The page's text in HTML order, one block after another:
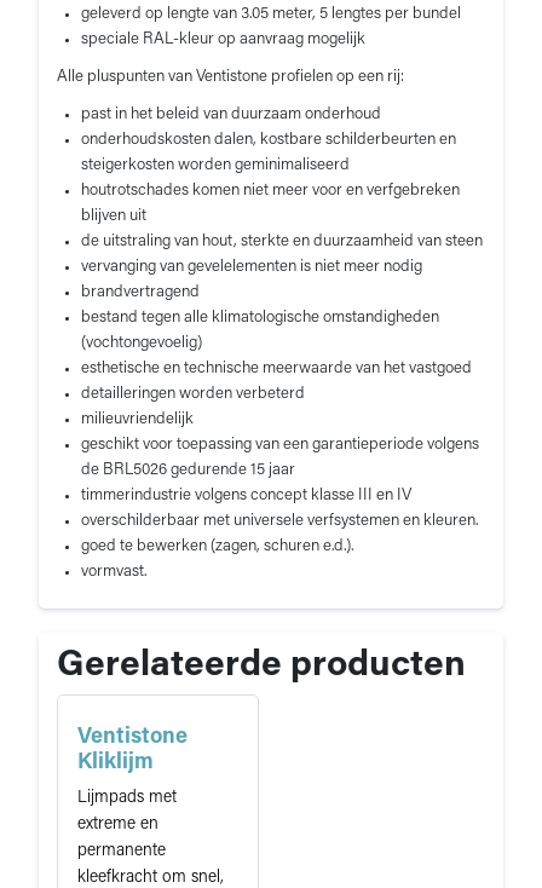
geleverd op lengte van 3.05 meter, 5 lengtes per bundel
speciale RAL-kleur op aanvraag mogelijk
Alle pluspunten van Ventistone profielen op een rij:
past in het beleid van duurzaam onderhoud
onderhoudskosten dalen, kostbare schilderbeurten en
steigerkosten worden geminimaliseerd
houtrotschades komen niet meer voor en verfgebreken
blijven uit
de uitstraling van hout, sterkte en duurzaamheid van steen
vervanging van gevelelementen is niet meer nodig
brandvertragend
bestand tegen alle klimatologische omstandigheden
(vochtongevoelig)
esthetische en technische meerwaarde van het vastgoed
detailleringen worden verbeterd
milieuvriendelijk
geschikt voor toepassing van een garantieperiode volgens
de BRL5026 gedurende 15 jaar
timmerindustrie volgens concept klasse III en IV
overschilderbaar met universele verfsystemen en kleuren.
goed te bewerken (zagen, schuren e.d.).
vormvast.
Gerelateerde producten
Ventistone
Kliklijm
Lijmpads met
extreme en
permanente
kleefkracht om snel,